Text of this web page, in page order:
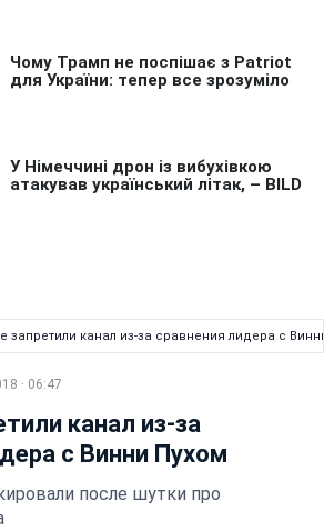
запретили канал из-за сравнения лидера с
· 06:47
канал из-за
с Винни Пухом
после шутки про